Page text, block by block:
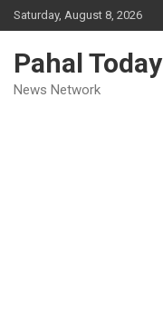
Skip
to
Saturday, August 8, 2026
Pahal Today
News Network